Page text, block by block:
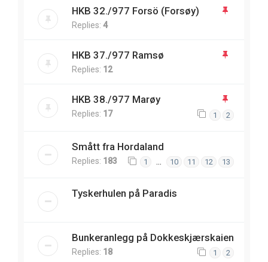
HKB 32./977 Forsö (Forsøy)
Replies: 4
HKB 37./977 Ramsø
Replies: 12
HKB 38./977 Marøy
Replies: 17 1 2
Smått fra Hordaland
Replies: 183 1 10 11 12 13
Tyskerhulen på Paradis
Bunkeranlegg på Dokkeskjærskaien
Replies: 18 1 2